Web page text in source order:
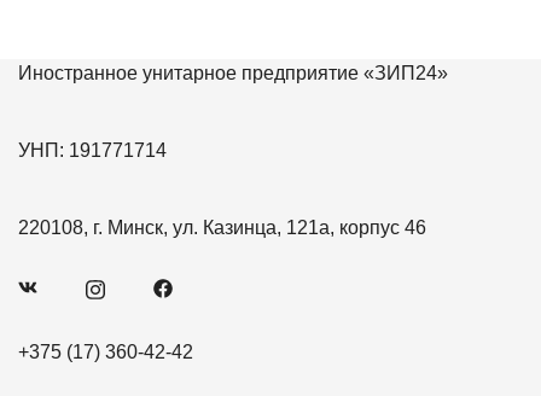
Иностранное унитарное предприятие «ЗИП24»
УНП: 191771714
220108, г. Минск, ул. Казинца, 121а, корпус 46
+375 (17) 360-42-42